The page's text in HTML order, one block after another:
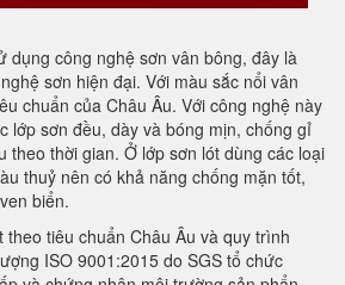
dụng công nghệ sơn vân bông, đây là
sơn hiện đại. Với màu sắc nổi vân
chuẩn của Châu Âu. Với công nghệ này
lớp sơn đều, dày và bóng mịn, chống gỉ
theo thời gian. Ở lớp sơn lót dùng các loại
thuỷ nên có khả năng chống mặn tốt,
biển.
theo tiêu chuẩn Châu Âu và quy trình
ISO 9001:2015 do SGS tổ chức